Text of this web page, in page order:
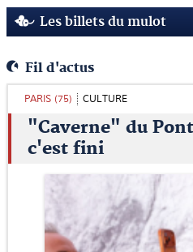
Les billets du mulot
Fil d'actus
PARIS (75) CULTURE
"Caverne" du
c'est fini